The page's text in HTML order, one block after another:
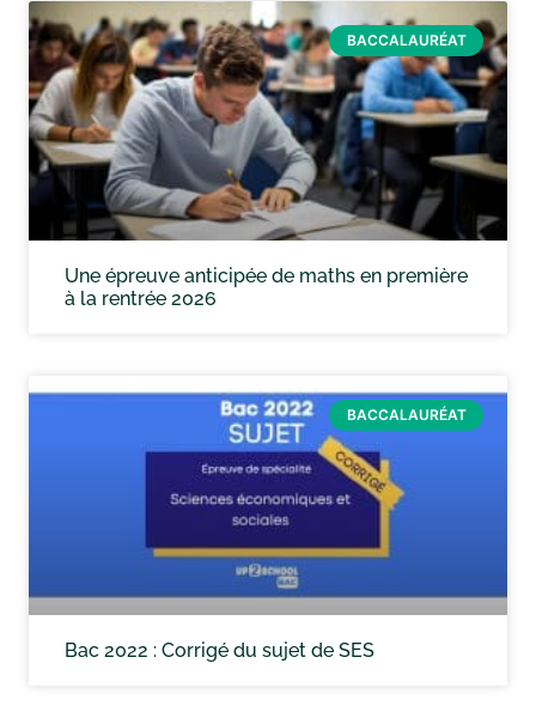
BACCALAURÉAT
Une épreuve anticipée de maths en première
à la rentrée 2026
BACCALAURÉAT
Bac 2022 : Corrigé du sujet de SES